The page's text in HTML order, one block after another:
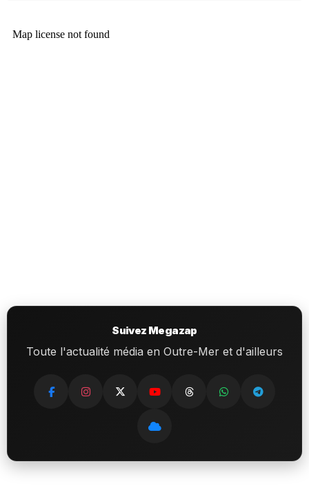
Suivez Megazap
Toute l'actualité média en Outre-Mer et d'ailleurs